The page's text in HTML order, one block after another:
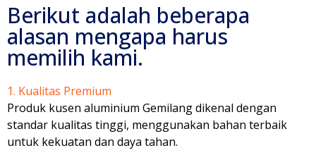
Berikut adalah beberapa
alasan mengapa harus
memilih kami.
1. Kualitas Premium
Produk kusen aluminium Gemilang dikenal dengan
standar kualitas tinggi, menggunakan bahan terbaik
untuk kekuatan dan daya tahan.